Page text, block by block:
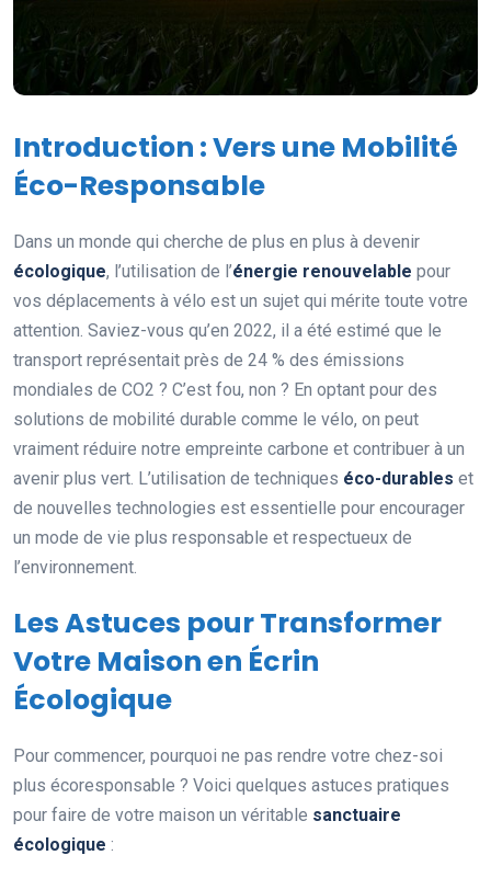
Introduction : Vers une Mobilité
Éco-Responsable
Dans un monde qui cherche de plus en plus à devenir
écologique, l’utilisation de l’énergie renouvelable pour
vos déplacements à vélo est un sujet qui mérite toute votre
attention. Saviez-vous qu’en 2022, il a été estimé que le
transport représentait près de 24 % des émissions
mondiales de CO2 ? C’est fou, non ? En optant pour des
solutions de mobilité durable comme le vélo, on peut
vraiment réduire notre empreinte carbone et contribuer à un
avenir plus vert. L’utilisation de techniques éco-durables et
de nouvelles technologies est essentielle pour encourager
un mode de vie plus responsable et respectueux de
l’environnement.
Les Astuces pour Transformer
Votre Maison en Écrin
Écologique
Pour commencer, pourquoi ne pas rendre votre chez-soi
plus écoresponsable ? Voici quelques astuces pratiques
pour faire de votre maison un véritable sanctuaire
écologique :